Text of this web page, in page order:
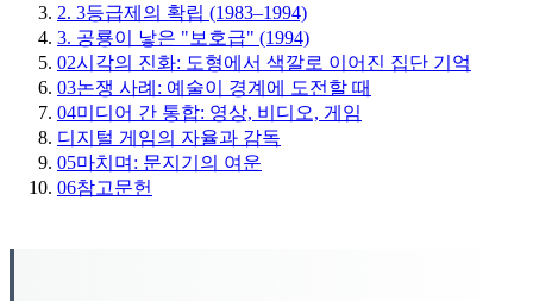
2. 3등급제의 확립 (1983–1994)
3. 공룡이 낳은 "보호급" (1994)
02시각의 진화: 도형에서 색깔로 이어진 집단 기억
03논쟁 사례: 예술이 경계에 도전할 때
04미디어 간 통합: 영상, 비디오, 게임
디지털 게임의 자율과 감독
05마치며: 문지기의 여운
06참고문헌